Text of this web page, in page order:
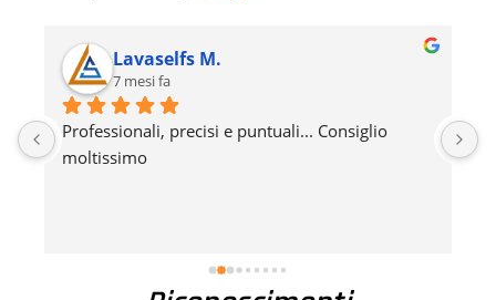
Lavaselfs M.
7 mesi fa
Professionali, precisi e puntuali... Consiglio
moltissimo